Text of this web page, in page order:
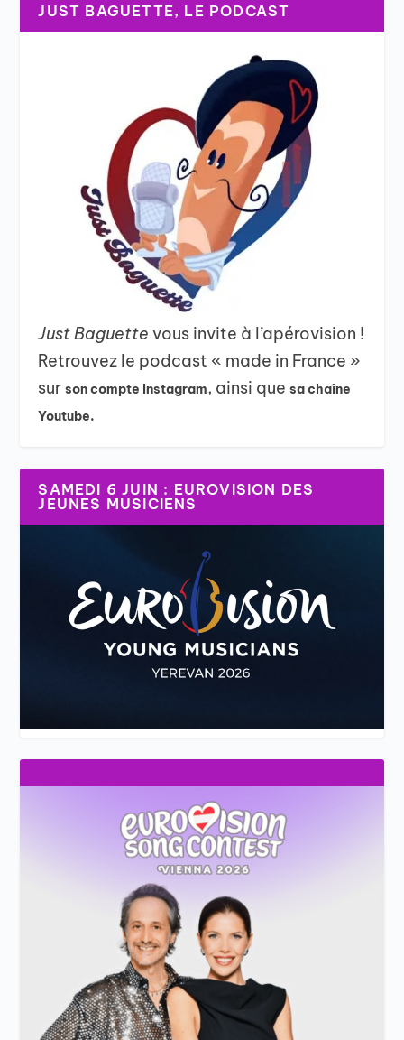
JUST BAGUETTE, LE PODCAST
Just Baguettevous invite à l’apérovision !
Retrouvez le podcast « made in France »
surson compte Instagram, ainsi quesa chaîne
Youtube.
SAMEDI 6 JUIN : EUROVISION DES
JEUNES MUSICIENS